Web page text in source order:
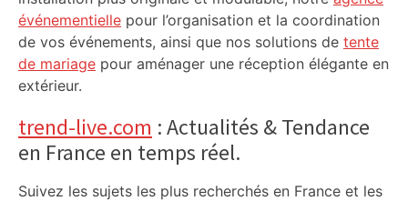
événementielle pour l’organisation et la coordination
de vos événements, ainsi que nos solutions de tente
de mariage pour aménager une réception élégante en
extérieur.
trend-live.com : Actualités & Tendance
en France en temps réel.
Suivez les sujets les plus recherchés en France et les